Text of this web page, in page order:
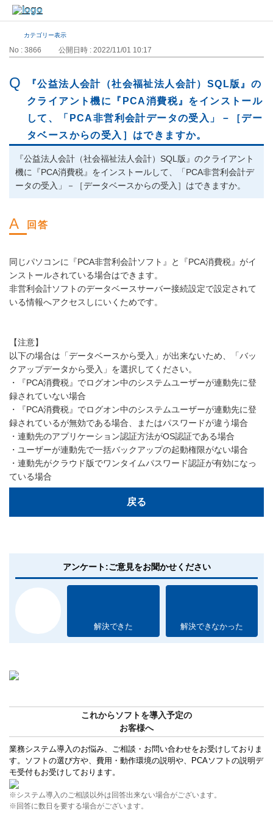
カテゴリー表示
No : 3866 公開日時 : 2022/11/01 10:17
『公益法人会計（社会福祉法人会計）SQL版』の
クライアント機に『PCA消費税』をインストール
して、「PCA非営利会計データの受入」－［デー
タベースからの受入］はできますか。
『公益法人会計（社会福祉法人会計）SQL版』のクライアント
機に『PCA消費税』をインストールして、「PCA非営利会計デ
ータの受入」－［データベースからの受入］はできますか。
同じパソコンに『PCA非営利会計ソフト』と『PCA消費税』がイ
ンストールされている場合はできます。
非営利会計ソフトのデータベースサーバー接続設定で設定されて
いる情報へアクセスしにいくためです。
【注意】
以下の場合は「データベースから受入」が出来ないため、「バッ
クアップデータから受入」を選択してください。
・『PCA消費税』でログオン中のシステムユーザーが連動先に登
録されていない場合
・『PCA消費税』でログオン中のシステムユーザーが連動先に登
録されているが無効である場合、またはパスワードが違う場合
・連動先のアプリケーション認証方法がOS認証である場合
・ユーザーが連動先で一括バックアップの起動権限がない場合
・連動先がクラウド版でワンタイムパスワード認証が有効になっ
ている場合
戻る
アンケート:ご意見をお聞かせください
解決できた 解決できなかった
これからソフトを導入予定の
お客様へ
業務システム導入のお悩み、ご相談・お問い合わせをお受けしておりま
す。ソフトの選び方や、費用・動作環境の説明や、PCAソフトの説明デ
モ受付もお受けしております。
※システム導入のご相談以外は回答出来ない場合がございます。
※回答に数日を要する場合がございます。